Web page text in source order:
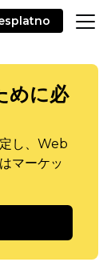
めに必
し、Web
マーケッ